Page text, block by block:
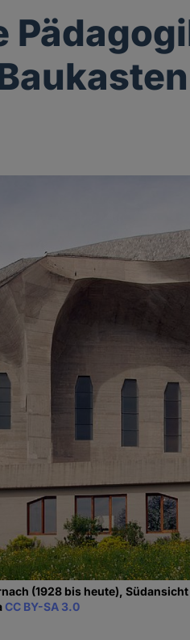
(1928 bis heute), Südansicht
CC BY-SA 3.0